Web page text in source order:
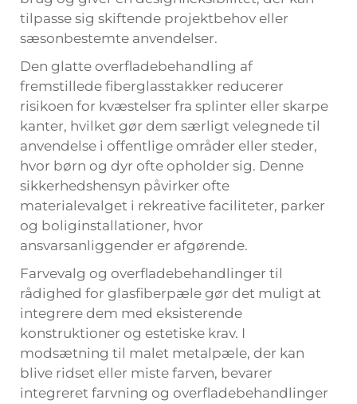
tilpasse sig skiftende projektbehov eller
sæsonbestemte anvendelser.
Den glatte overfladebehandling af
fremstillede fiberglasstakker reducerer
risikoen for kvæstelser fra splinter eller skarpe
kanter, hvilket gør dem særligt velegnede til
anvendelse i offentlige områder eller steder,
hvor børn og dyr ofte opholder sig. Denne
sikkerhedshensyn påvirker ofte
materialevalget i rekreative faciliteter, parker
og boliginstallationer, hvor
ansvarsanliggender er afgørende.
Farvevalg og overfladebehandlinger til
rådighed for glasfiberpæle gør det muligt at
integrere dem med eksisterende
konstruktioner og estetiske krav. I
modsætning til malet metalpæle, der kan
blive ridset eller miste farven, bevarer
integreret farvning og overfladebehandlinger